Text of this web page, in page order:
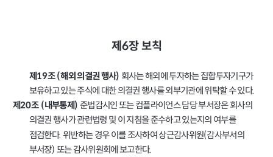
제 6장 보칙
제 19조(해외 의결권 행사) 회사는 해외에 투자하는 집합투자기구가
보유하고 있는 주식에 대한 의결권 행사를 외부기관에 위탁할 수 있다.
제20조(내부통제 )준법감시인 또는 컴플라이언스 담당 부서장은 회사의
의결권 행사가 관련법령 및 이 지침을 준수하고 있는지의 여부를
점검한다. 위반하는 경우 이를 조사하여 상근감사위원(감사부서의
부서장) 또는 감사위원회에 보고한다.